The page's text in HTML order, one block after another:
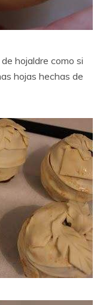
hojaldre como si
hojas hechas de